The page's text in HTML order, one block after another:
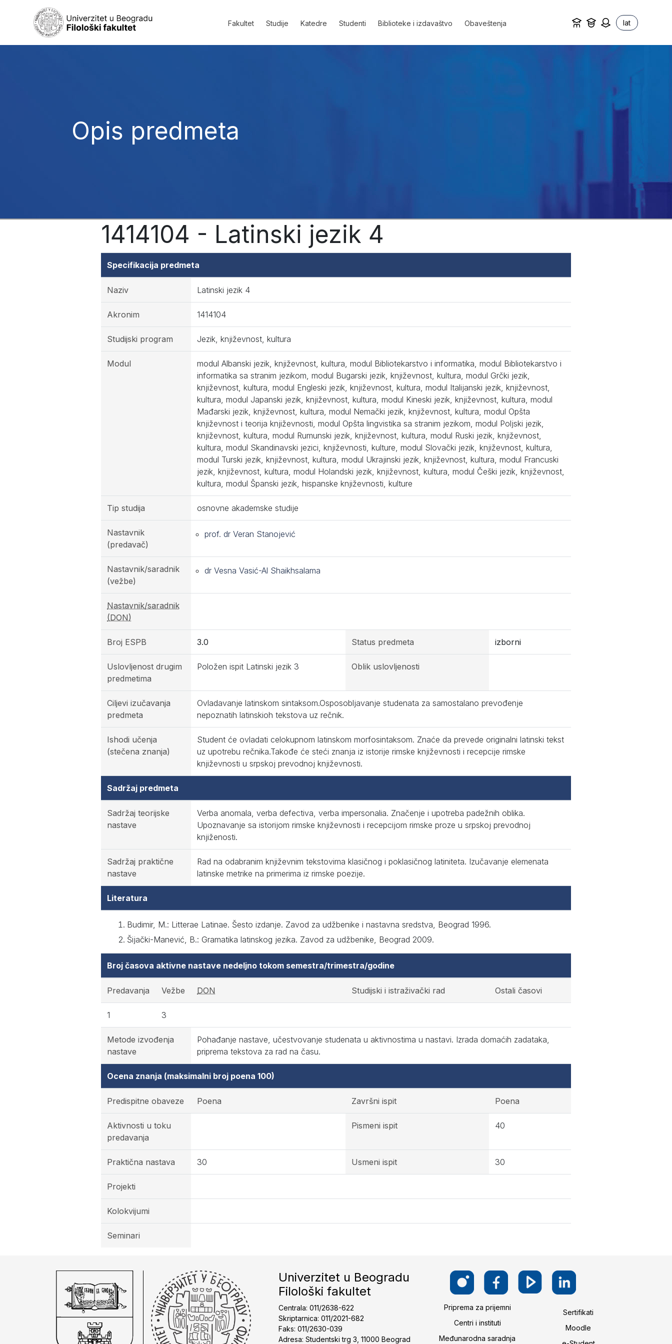
Fakultet Studije Katedre Studenti Biblioteke i izdavaštvo Obaveštenja lat
Opis predmeta
1414104 - Latinski jezik 4
Specifikacija predmeta
Naziv Latinski jezik 4
Akronim 1414104
Studijski program Jezik, književnost, kultura
Modul
modul Albanski jezik, književnost, kultura, modul Bibliotekarstvo i informatika, modul Bibliotekarstvo i
informatika sa stranim jezikom, modul Bugarski jezik, književnost, kultura, modul Grčki jezik,
književnost, kultura, modul Engleski jezik, književnost, kultura, modul Italijanski jezik, književnost,
kultura, modul Japanski jezik, književnost, kultura, modul Kineski jezik, književnost, kultura, modul
Mađarski jezik, književnost, kultura, modul Nemački jezik, književnost, kultura, modul Opšta
književnost i teorija književnosti, modul Opšta lingvistika sa stranim jezikom, modul Poljski jezik,
književnost, kultura, modul Rumunski jezik, književnost, kultura, modul Ruski jezik, književnost,
kultura, modul Skandinavski jezici, književnosti, kulture, modul Slovački jezik, književnost, kultura,
modul Turski jezik, književnost, kultura, modul Ukrajinski jezik, književnost, kultura, modul Francuski
jezik, književnost, kultura, modul Holandski jezik, književnost, kultura, modul Češki jezik, književnost,
kultura, modul Španski jezik, hispanske književnosti, kulture
Tip studija osnovne akademske studije
Nastavnik
(predavač)
prof. dr Veran Stanojević
Nastavnik/saradnik
(vežbe)
dr Vesna Vasić-Al Shaikhsalama
Nastavnik/saradnik
(DON)
Broj ESPB 3.0 Status predmeta izborni
Uslovljenost drugim
predmetima
Položen ispit Latinski jezik 3 Oblik uslovljenosti
Ciljevi izučavanja
predmeta
Ovladavanje latinskom sintaksom.Osposobljavanje studenata za samostalano prevođenje
nepoznatih latinskioh tekstova uz rečnik.
Ishodi učenja
(stečena znanja)
Student će ovladati celokupnom latinskom morfosintaksom. Znaće da prevede originalni latinski tekst
uz upotrebu rečnika.Takođe će steći znanja iz istorije rimske književnosti i recepcije rimske
književnosti u srpskoj prevodnoj književnosti.
Sadržaj predmeta
Sadržaj teorijske
nastave
Verba anomala, verba defectiva, verba impersonalia. Značenje i upotreba padežnih oblika.
Upoznavanje sa istorijom rimske književnosti i recepcijom rimske proze u srpskoj prevodnoj
knjiženosti.
Sadržaj praktične
nastave
Rad na odabranim književnim tekstovima klasičnog i poklasičnog latiniteta. Izučavanje elemenata
latinske metrike na primerima iz rimske poezije.
Literatura
Budimir, M.: Litterae Latinae. Šesto izdanje. Zavod za udžbenike i nastavna sredstva, Beograd 1996.
Šijački-Manević, B.: Gramatika latinskog jezika. Zavod za udžbenike, Beograd 2009.
Broj časova aktivne nastave nedeljno tokom semestra/trimestra/godine
Predavanja Vežbe DON Studijski i istraživački rad Ostali časovi
1 3
Metode izvođenja
nastave
Pohađanje nastave, učestvovanje studenata u aktivnostima u nastavi. Izrada domaćih zadataka,
priprema tekstova za rad na času.
Ocena znanja (maksimalni broj poena 100)
Predispitne obaveze Poena Završni ispit Poena
Aktivnosti u toku
predavanja
Pismeni ispit 40
Praktična nastava 30 Usmeni ispit 30
Projekti
Kolokvijumi
Seminari
Univerzitet u Beogradu
Filološki fakultet
Centrala: 011/2638-622
Skriptarnica: 011/2021-682
Faks: 011/2630-039
Adresa: Studentski trg 3, 11000 Beograd
Priprema za prijemni
Centri i instituti
Međunarodna saradnja
Sertifikati
Moodle